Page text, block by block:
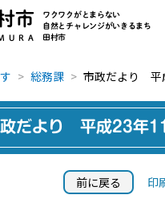
市
ワクワクがとまらない
自然とチャレンジがいきるまち
田村市
総務課 市政だより 平
だより 平成23年
前に戻る 印